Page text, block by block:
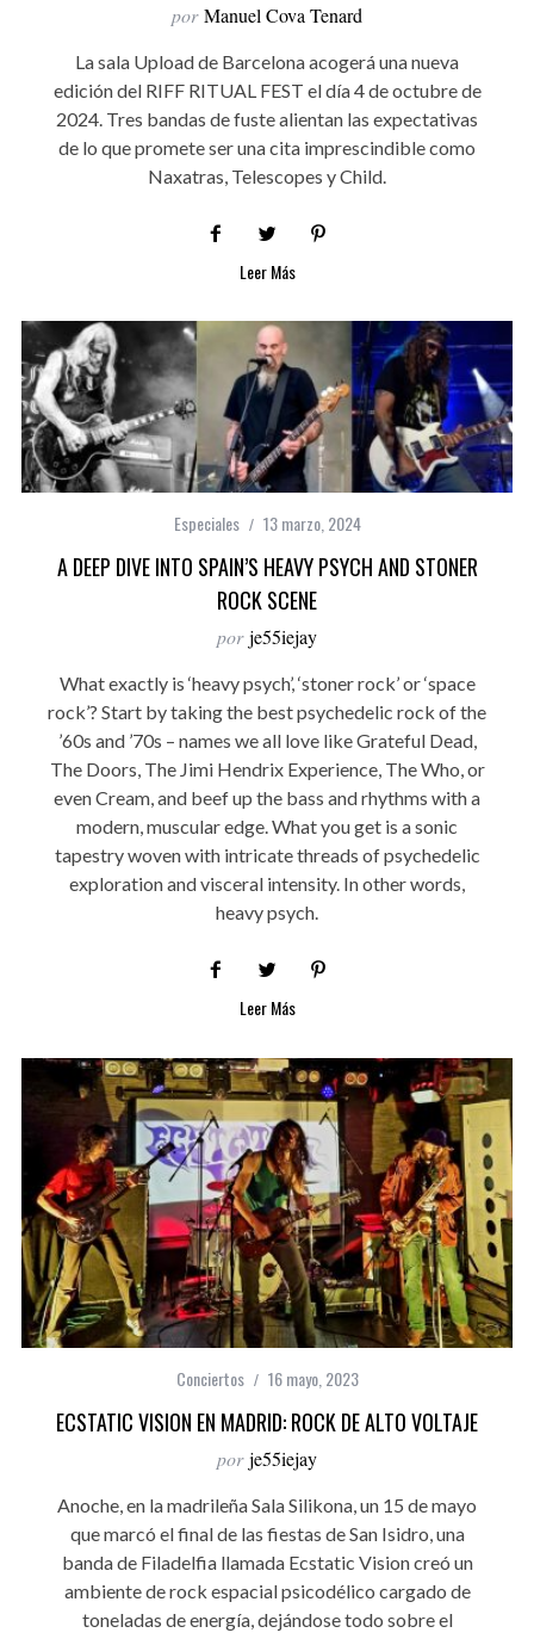
por Manuel Cova Tenard
La sala Upload de Barcelona acogerá una nueva
edición del RIFF RITUAL FEST el día 4 de octubre de
2024. Tres bandas de fuste alientan las expectativas
de lo que promete ser una cita imprescindible como
Naxatras, Telescopes y Child.
Leer Más
Especiales 13 marzo, 2024
A DEEP DIVE INTO SPAIN’S HEAVY PSYCH AND STONER
ROCK SCENE
por je55iejay
What exactly is ‘heavy psych’, ‘stoner rock’ or ‘space
rock’? Start by taking the best psychedelic rock of the
’60s and ’70s – names we all love like Grateful Dead,
The Doors, The Jimi Hendrix Experience, The Who, or
even Cream, and beef up the bass and rhythms with a
modern, muscular edge. What you get is a sonic
tapestry woven with intricate threads of psychedelic
exploration and visceral intensity. In other words,
heavy psych.
Leer Más
Conciertos 16 mayo, 2023
ECSTATIC VISION EN MADRID: ROCK DE ALTO VOLTAJE
por je55iejay
Anoche, en la madrileña Sala Silikona, un 15 de mayo
que marcó el final de las fiestas de San Isidro, una
banda de Filadelfia llamada Ecstatic Vision creó un
ambiente de rock espacial psicodélico cargado de
toneladas de energía, dejándose todo sobre el